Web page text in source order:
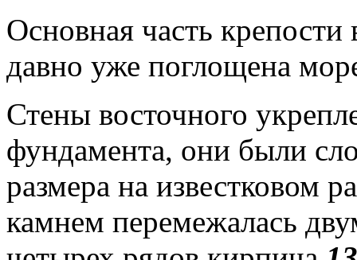
Основная часть
давно уже поглощена
Стены восточного
фундамента, они были
размера на известковом
камнем перемежалась